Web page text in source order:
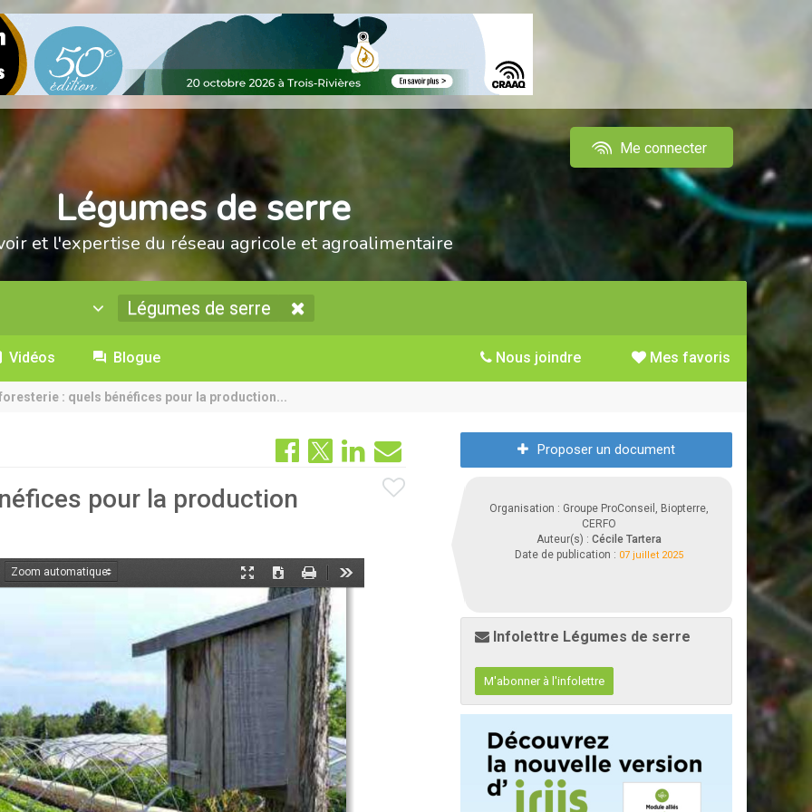
Me connecter
Légumes de serre
et l'expertise du réseau agricole et agroalimentaire
Légumes de serre
Vidéos Blogue Mes favoris
Nous joindre
: quels bénéfices pour la production...
pour la production
Mode
présentation
Télécharger
Imprimer
Proposer un document
Organisation : Groupe ProConseil, Biopterre,
CERFO
Auteur(s) : Cécile Tartera
Date de publication : 07 juillet 2025
Infolettre Légumes de serre
M'abonner à l'infolettre